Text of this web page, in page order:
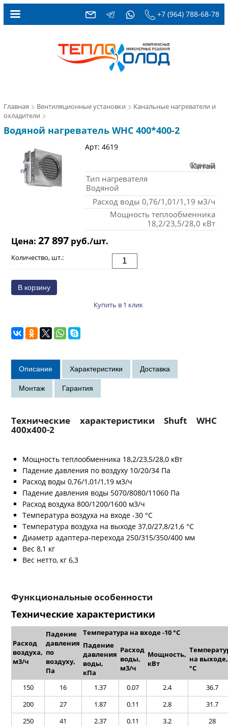
+7 (964) 788-68-78
Главная Вентиляционные установки
Канальные нагреватели и
охладители
Водяной нагреватель WHC 400*400-2
Арт: 4619
Страна
Китай
Тип нагревателя
Водяной
Расход воды 0,76/1,01/1,19 м3/ч
Мощность теплообменника
18,2/23,5/28,0 кВт
Цена: 27 897 руб./шт.
Количество, шт.:
Купить в 1 клик
Технические характеристики Shuft WHC
400x400-2
Мощность теплообменника 18,2/23,5/28,0 кВт
Падение давления по воздуху 10/20/34 Па
Расход воды 0,76/1,01/1,19 м3/ч
Падение давления воды 5070/8080/11060 Па
Расход воздуха 800/1200/1600 м3/ч
Температура воздуха на входе -30 °С
Температура воздуха на выходе 37,0/27,8/21,6 °С
Диаметр адаптера-перехода 250/315/350/400 мм
Вес 8,1 кг
Вес нетто, кг 6,3
Функциональные особенности
Технические характеристики
Расход
воздуха,
м3/ч
Падение
давления
по
воздуху,
Па
Температура на входе -10 °C
Падение
давления
воды,
кПа
Расход
воды,
м3/ч
Мощность,
кВт
на выходе,
°C
150 16 1.37 0.07 2.4
36.7
200
27 1.87 0.11 2.8
31.7
250
41 2.37 0.11 3.2 28